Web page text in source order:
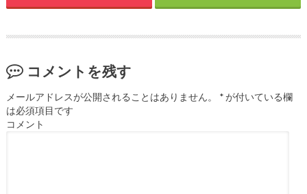
コメントを残す
メールアドレスが公開されることはありません。 *が付いている欄
は必須項目です
コメント